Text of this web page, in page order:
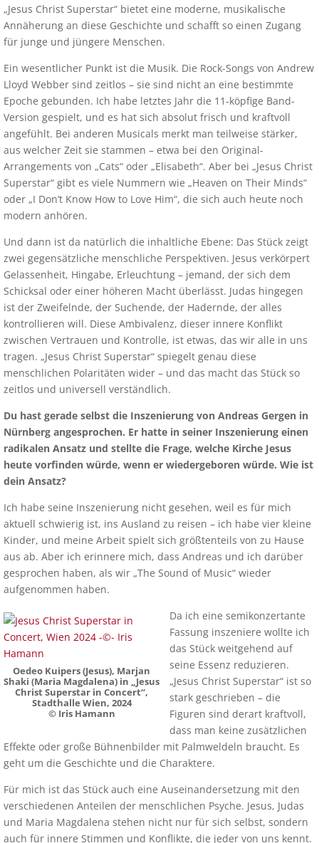
„Jesus Christ Superstar“ bietet eine moderne, musikalische
Annäherung an diese Geschichte und schafft so einen Zugang
für junge und jüngere Menschen.
Ein wesentlicher Punkt ist die Musik. Die Rock-Songs von Andrew
Lloyd Webber sind zeitlos – sie sind nicht an eine bestimmte
Epoche gebunden. Ich habe letztes Jahr die 11-köpfige Band-
Version gespielt, und es hat sich absolut frisch und kraftvoll
angefühlt. Bei anderen Musicals merkt man teilweise stärker,
aus welcher Zeit sie stammen – etwa bei den Original-
Arrangements von „Cats“ oder „Elisabeth“. Aber bei „Jesus Christ
Superstar“ gibt es viele Nummern wie „Heaven on Their Minds“
oder „I Don’t Know How to Love Him“, die sich auch heute noch
modern anhören.
Und dann ist da natürlich die inhaltliche Ebene: Das Stück zeigt
zwei gegensätzliche menschliche Perspektiven. Jesus verkörpert
Gelassenheit, Hingabe, Erleuchtung – jemand, der sich dem
Schicksal oder einer höheren Macht überlässt. Judas hingegen
ist der Zweifelnde, der Suchende, der Hadernde, der alles
kontrollieren will. Diese Ambivalenz, dieser innere Konflikt
zwischen Vertrauen und Kontrolle, ist etwas, das wir alle in uns
tragen. „Jesus Christ Superstar“ spiegelt genau diese
menschlichen Polaritäten wider – und das macht das Stück so
zeitlos und universell verständlich.
Du hast gerade selbst die Inszenierung von Andreas Gergen in
Nürnberg angesprochen. Er hatte in seiner Inszenierung einen
radikalen Ansatz und stellte die Frage, welche Kirche Jesus
heute vorfinden würde, wenn er wiedergeboren würde. Wie ist
dein Ansatz?
Ich habe seine Inszenierung nicht gesehen, weil es für mich
aktuell schwierig ist, ins Ausland zu reisen – ich habe vier kleine
Kinder, und meine Arbeit spielt sich größtenteils von zu Hause
aus ab. Aber ich erinnere mich, dass Andreas und ich darüber
gesprochen haben, als wir „The Sound of Music“ wieder
aufgenommen haben.
Oedeo Kuipers (Jesus), Marjan
Shaki (Maria Magdalena) in „Jesus
Christ Superstar in Concert“,
Stadthalle Wien, 2024
© Iris Hamann
Da ich eine semikonzertante
Fassung inszeniere wollte ich
das Stück weitgehend auf
seine Essenz reduzieren.
„Jesus Christ Superstar“ ist so
stark geschrieben – die
Figuren sind derart kraftvoll,
dass man keine zusätzlichen
Effekte oder große Bühnenbilder mit Palmweldeln braucht. Es
geht um die Geschichte und die Charaktere.
Für mich ist das Stück auch eine Auseinandersetzung mit den
verschiedenen Anteilen der menschlichen Psyche. Jesus, Judas
und Maria Magdalena stehen nicht nur für sich selbst, sondern
auch für innere Stimmen und Konflikte, die jeder von uns kennt.